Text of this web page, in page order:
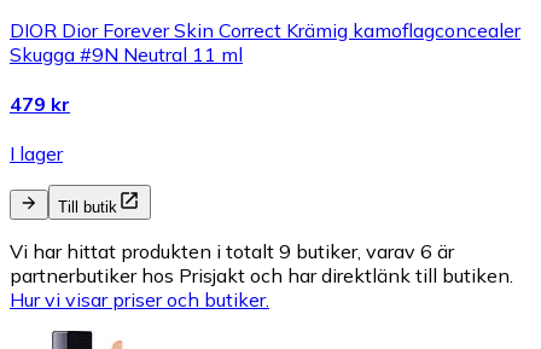
DIOR Dior Forever Skin Correct Krämig kamoflagconcealer
Skugga #9N Neutral 11 ml
479 kr
I lager
Till butik
Vi har hittat produkten i totalt 9 butiker, varav 6 är
partnerbutiker hos Prisjakt och har direktlänk till butiken.
Hur vi visar priser och butiker.